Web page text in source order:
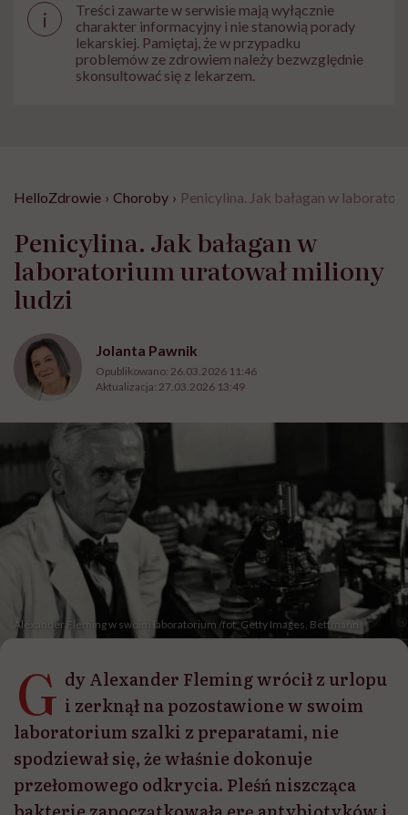
i
Treści zawarte w serwisie mają wyłącznie
charakter informacyjny i nie stanowią porady
lekarskiej. Pamiętaj, że w przypadku
problemów ze zdrowiem należy bezwzględnie
skonsultować się z lekarzem.
HelloZdrowie › Choroby › Penicylina. Jak bałagan w
Penicylina. Jak bałagan w
laboratorium uratował miliony
ludzi
Jolanta Pawnik
Opublikowano: 26.03.2026 11:46
Aktualizacja: 27.03.2026 13:49
Alexander Fleming w swoim laboratorium /fot. Getty Images, Bettmann
G dy Alexander Fleming wrócił z urlopu
i zerknął na pozostawione w swoim
laboratorium szalki z preparatami, nie
spodziewał się, że właśnie dokonuje
przełomowego odkrycia. Pleśń niszcząca